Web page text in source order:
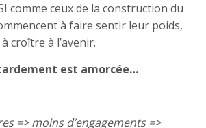
comme ceux de la construction du
à faire sentir leur poids,
croître à l’avenir.
est amorcée…
=> moins d’engagements =>